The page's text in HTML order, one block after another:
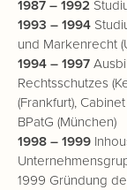
1987 – 1992
1993 – 1994
und Markenrecht
1994 – 1997
Rechtsschutzes
(Frankfurt),
BPatG (München)
1998 – 1999
1999 Gründung